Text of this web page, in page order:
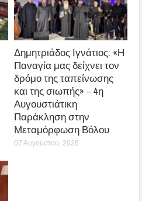
Δημητριάδος Ιγνάτιος: «Η
Παναγία μας δείχνει τον
δρόμο της ταπείνωσης
και της σιωπής» – 4η
Αυγουστιάτικη
Παράκληση στην
Μεταμόρφωση Βόλου
07 Αυγούστου, 2026